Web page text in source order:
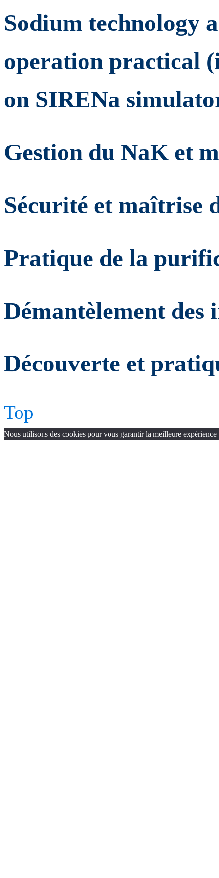
Sodium technology
operation practical
on SIRENa
Gestion du NaK et
Sécurité et maîtrise
Pratique de la
Démantèlement
Découverte et
Top
Nous utilisons des cookies pour vous garantir la meilleure expérience